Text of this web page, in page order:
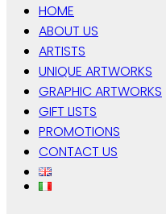
HOME
ABOUT US
ARTISTS
UNIQUE ARTWORKS
GRAPHIC ARTWORKS
GIFT LISTS
PROMOTIONS
CONTACT US